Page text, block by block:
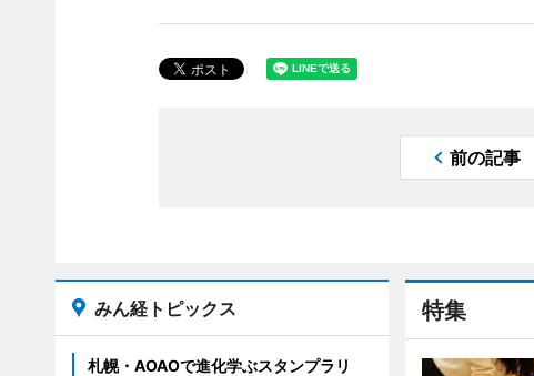
前の記事
特集
みん経トピックス
札幌・AOAOで進化学ぶスタンプラリ